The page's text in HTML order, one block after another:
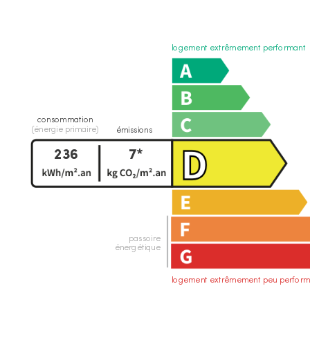
logement extrêmement performant
logement extrêmement peu
passoire
énergétique
consommation
(énergie primaire)
émissions
236 7*